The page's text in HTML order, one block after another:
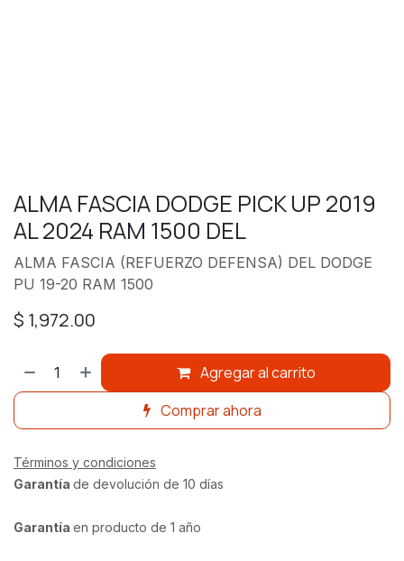
ALMA FASCIA DODGE PICK UP 2019
AL 2024 RAM 1500 DEL
ALMA FASCIA (REFUERZO DEFENSA) DEL DODGE
PU 19-20 RAM 1500
$ 1,972.00
Agregar al carrito
Comprar ahora
Términos y condiciones
Garantía de devolución de 10 días
Garantía en producto de 1 año